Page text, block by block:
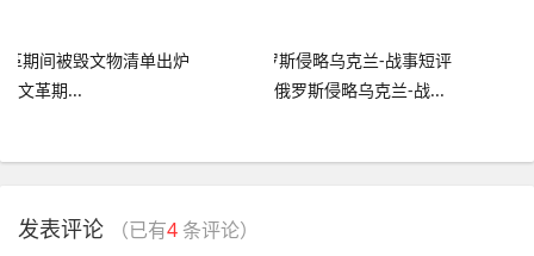
​​​​​​​文革期... 俄罗斯侵略乌克兰-战...
发表评论 （已有4 条评论）